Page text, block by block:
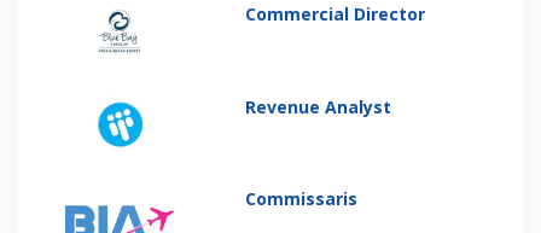
Commercial Director
Revenue Analyst
Commissaris